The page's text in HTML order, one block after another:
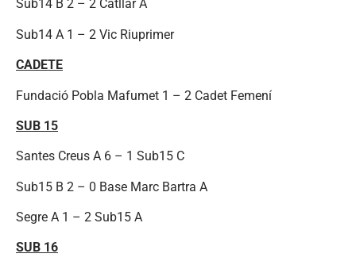
Sub14 B 2 – 2 Catllar A
Sub14 A 1 – 2 Vic Riuprimer
CADETE
Fundació Pobla Mafumet 1 – 2 Cadet Femení
SUB 15
Santes Creus A 6 – 1 Sub15 C
Sub15 B 2 – 0 Base Marc Bartra A
Segre A 1 – 2 Sub15 A
SUB 16